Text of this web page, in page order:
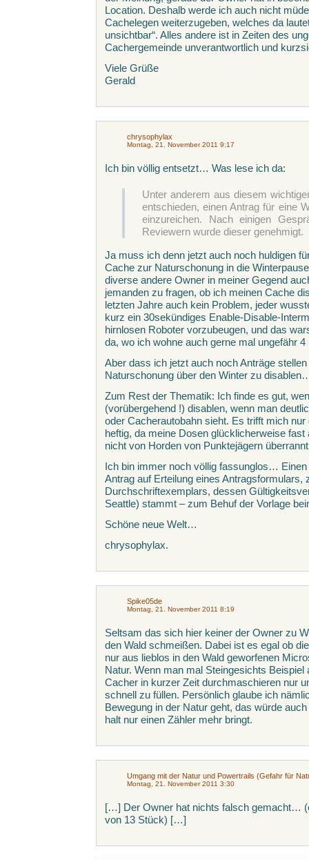
Location. Deshalb werde ich auch nicht
Cachelegen weiterzugeben, welches da
unsichtbar“. Alles andere ist in Zeiten des
Cachergemeinde unverantwortlich und
Viele Grüße
Gerald
chrysophylax
Montag, 21. November 2011 9:17
Ich bin völlig entsetzt… Was lese ich da:
Unter anderem aus diesem
entschieden, einen Antrag für eine
einzureichen. Nach einigen
Reviewern wurde dieser genehmigt.
Ja muss ich denn jetzt auch noch huldigen
Cache zur Naturschonung in die
diverse andere Owner in meiner Gegend
jemanden zu fragen, ob ich meinen Cache
letzten Jahre auch kein Problem, jeder
kurz ein 30sekündiges Enable-Disable-
hirnlosen Roboter vorzubeugen, und das
da, wo ich wohne auch gerne mal ungefähr
Aber dass ich jetzt auch noch Anträge
Naturschonung über den Winter zu
Zum Rest der Thematik: Ich finde es gut,
(vorübergehend !) disablen, wenn man
oder Cacherautobahn sieht. Es trifft mich
heftig, da meine Dosen glücklicherweise
nicht von Horden von Punktejägern
Ich bin immer noch völlig fassunglos…
Antrag auf Erteilung eines
Durchschriftexemplars, dessen
Seattle) stammt – zum Behuf der Vorlage
Schöne neue Welt…
chrysophylax.
Spike05de
Montag, 21. November 2011 8:19
Seltsam das sich hier keiner der Owner zu
den Wald schmeißen. Dabei ist es egal ob
nur aus lieblos in den Wald geworfenen
Natur. Wenn man mal Steingesichts
Cacher in kurzer Zeit durchmaschieren nur
schnell zu füllen. Persönlich glaube ich
Bewegung in der Natur geht, das würde
halt nur einen Zähler mehr bringt.
Umgang mit der Natur und Powertrails (Gefahr für
Montag, 21. November 2011 3:30
[…] Der Owner hat nichts falsch gemacht…
von 13 Stück) […]